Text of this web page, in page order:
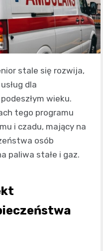
stale się rozwija,
dla
wieku.
tego programu
i czadu, mający na
osób
paliwa stałe i gaz.